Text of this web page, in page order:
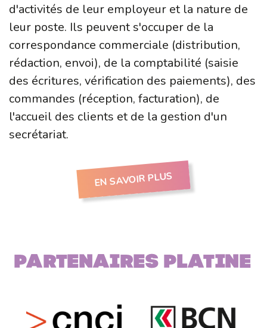
d'activités de leur employeur et la nature de
leur poste. Ils peuvent s'occuper de la
correspondance commerciale (distribution,
rédaction, envoi), de la comptabilité (saisie
des écritures, vérification des paiements), des
commandes (réception, facturation), de
l'accueil des clients et de la gestion d'un
secrétariat.
EN SAVOIR PLUS
Partenaires PLATINE